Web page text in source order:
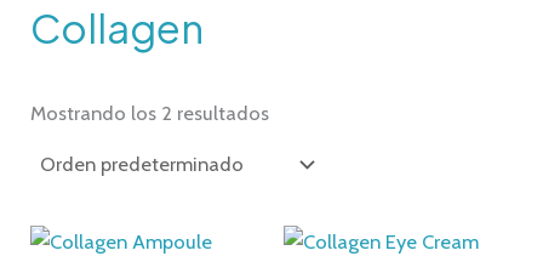
Collagen
Mostrando los 2 resultados